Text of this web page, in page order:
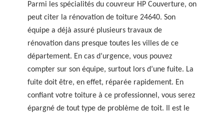
Parmi les spécialités du couvreur HP Couverture, on
peut citer la rénovation de toiture 24640. Son
équipe a déjà assuré plusieurs travaux de
rénovation dans presque toutes les villes de ce
département. En cas d’urgence, vous pouvez
compter sur son équipe, surtout lors d’une fuite. La
fuite doit être, en effet, réparée rapidement. En
confiant votre toiture à ce professionnel, vous serez
épargné de tout type de problème de toit. Il est le